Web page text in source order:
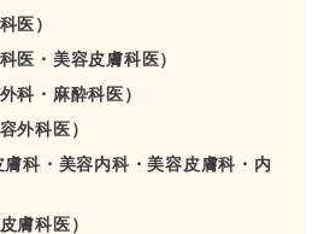
医）
医・美容皮膚科医）
科・麻酔科医）
外科医）
科・美容内科・美容皮膚科・内
膚科医）